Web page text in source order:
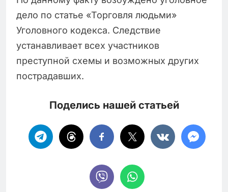
дело по статье «Торговля людьми»
Уголовного кодекса. Следствие
устанавливает всех участников
преступной схемы и возможных других
пострадавших.
Поделись нашей статьей